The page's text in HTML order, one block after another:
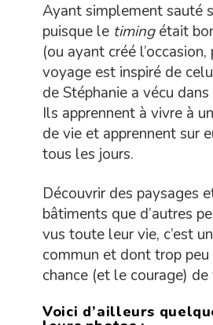
Ayant simplement sauté
puisque le timingétait
(ou ayant créé
voyage est inspiré de
de Stéphanie a vécu
Ils apprennent à vivre à
de vie et apprennent sur
tous les jours.
Découvrir des paysages
bâtiments que d’autres
vus toute leur vie, c’est
commun et dont trop
chance (et le courage) de
Voici d’ailleurs